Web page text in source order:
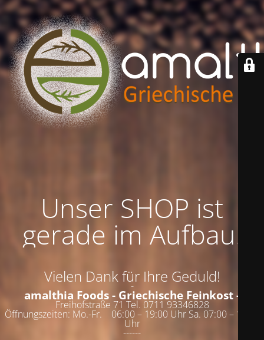
Unser SHOP ist
gerade im Aufbau!
Vielen Dank für Ihre Geduld!
-
amalthia Foods - Griechische Feinkost -
Freihofstraße 71 Tel. 0711 93346828
Öffnungszeiten: Mo.-Fr. 06:00 – 19:00 Uhr Sa. 07:00 – 19:00
Uhr
------